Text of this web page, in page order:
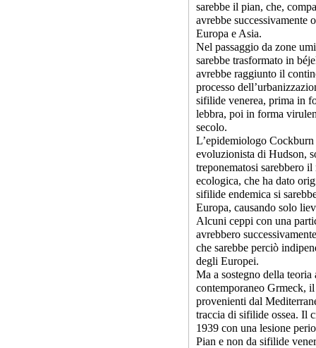
sarebbe il pian, che,
avrebbe successivamente
Europa e Asia.
Nel passaggio da zone
sarebbe trasformato in
avrebbe raggiunto il
processo
sifilide venerea, prima in
lebbra, poi in forma
secolo.
L’epidemiologo
evoluzionista di Hudson,
treponematosi sarebbero
ecologica, che ha dato
sifilide endemica si
Europa, causando solo
Alcuni ceppi con una
avrebbero
che sarebbe perciò
degli Europei.
Ma a sostegno della
contemporaneo Grmeck,
provenienti dal
traccia di sifilide ossea. Il
1939 con una lesione
Pian e non da sifilide